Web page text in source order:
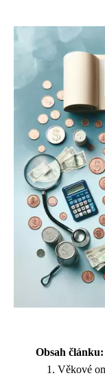
Obsah článku:
Věkové